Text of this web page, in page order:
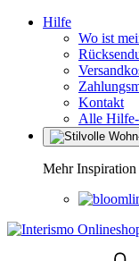
Hilfe
Wo ist
Kontakt
Alle
Mehr Inspiration